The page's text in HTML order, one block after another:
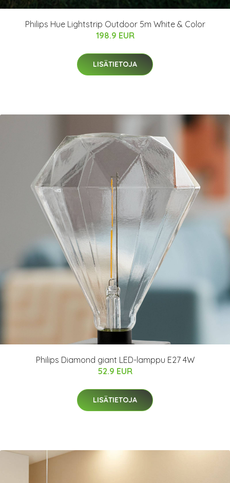
Philips Hue Lightstrip Outdoor 5m White & Color
198.9 EUR
LISÄTIETOJA
Philips Diamond giant LED-lamppu E27 4W
52.9 EUR
LISÄTIETOJA